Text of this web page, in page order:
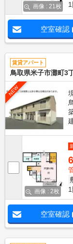
画像 : 21枚
空室確認
賃貸アパート
鳥取県米子市灘町3
NEW
画像 : 2枚
空室確認